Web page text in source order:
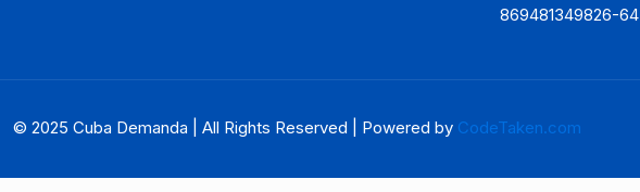
869481349826-64
© 2025 Cuba Demanda | All Rights Reserved | Powered by CodeTaken.com